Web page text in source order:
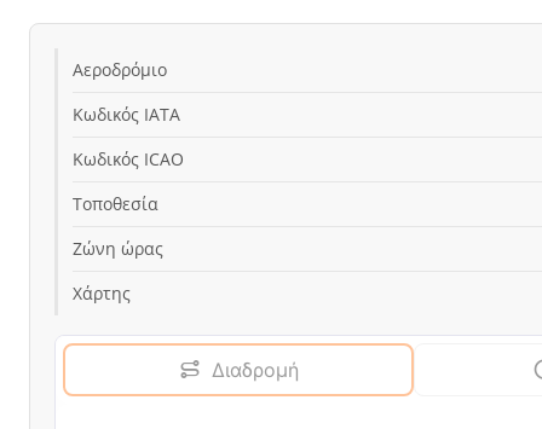
Αεροδρόμιο
Κωδικός IATA
Κωδικός ICAO
Τοποθεσία
Ζώνη ώρας
Χάρτης